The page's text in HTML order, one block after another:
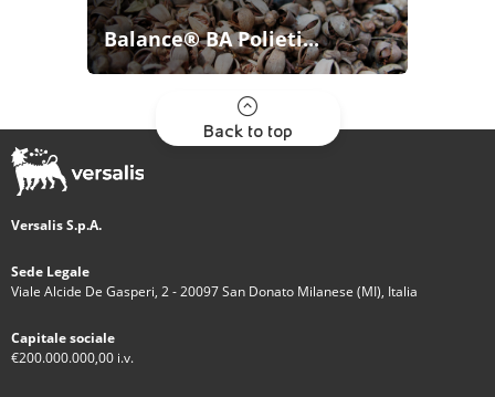
Balance® BA Polieti...
Back to top
Versalis S.p.A.
Sede Legale
Viale Alcide De Gasperi, 2 - 20097 San Donato Milanese (MI), Italia
Capitale sociale
€200.000.000,00 i.v.